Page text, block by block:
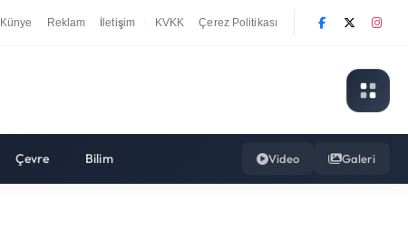
Künye Reklam İletişim KVKK Çerez Politikası
Çevre Bilim Video Galeri